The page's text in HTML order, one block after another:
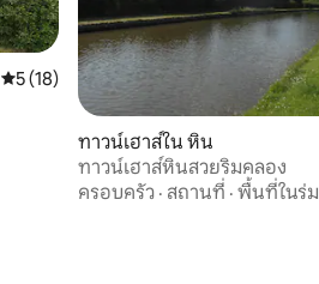
คะแนนเฉลี่ย 5 จาก 5, 18 รีวิว
5 (18)
ทาวน์เฮาส์ใน หิน
ทาวน์เฮาส์หินสวยริมคลอง
ครอบครัว · สถานที่ · พื้นที่ในร่ม